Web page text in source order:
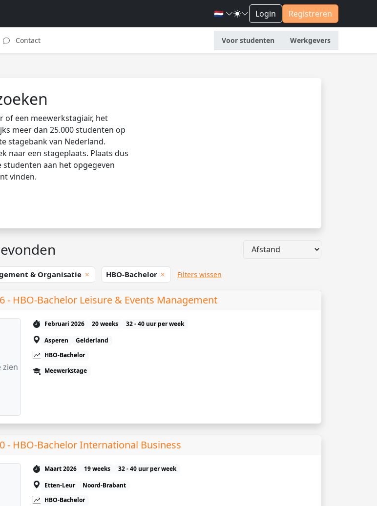
🇳🇱 Login Registreren
Contact Voor studenten Werkgevers
of een meewerkstagiair, het
meer dan 25.000 studenten op
stagebank van Nederland.
naar een stageplaats. Plaats dus
aan het opgegeven
vinden.
& Organisatie HBO-Bachelor Filters wissen
- HBO-Bachelor Leisure & Events Management
zien
Februari 2026 20 weeks
32 - 40 uur per week
Asperen
Gelderland
HBO-Bachelor
Meewerkstage
- HBO-Bachelor International Business
Maart 2026 19 weeks
32 - 40 uur per week
Etten-Leur
Noord-Brabant
HBO-Bachelor